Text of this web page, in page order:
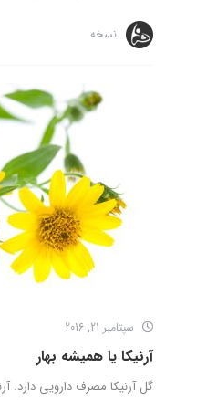
نسخه
سپتامبر 21, 2016
آرنیکا یا همیشه بهار
گل آرنیکا مصرف دارویی دارد.